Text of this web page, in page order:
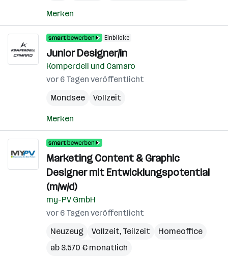
Merken
Einblicke
Junior Designer/in
Komperdell und Camaro
vor 6 Tagen veröffentlicht
Mondsee
Vollzeit
Merken
Marketing Content & Graphic
Designer mit Entwicklungspotential
(m/w/d)
my-PV GmbH
vor 6 Tagen veröffentlicht
Neuzeug
Vollzeit, Teilzeit
Homeoffice
ab 3.570 € monatlich